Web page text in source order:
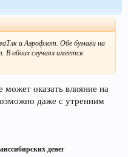
и Аэрофлот. Обе бумаги на
В обоих случаях имеется
может оказать влияние на
даже с утренним
денег